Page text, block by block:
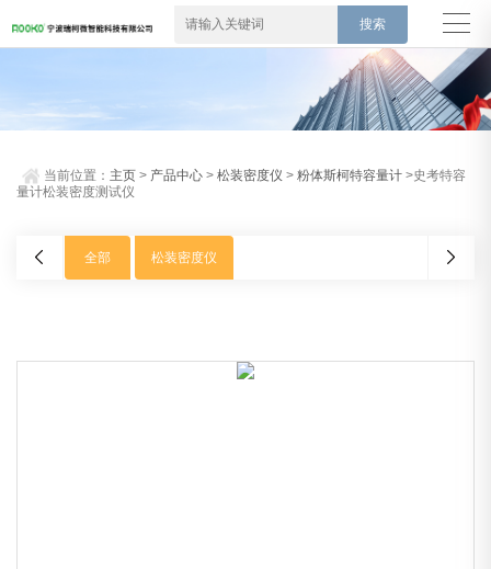
当前位置： 主页 > 产品中心 >松装密度仪 >粉体斯柯特容量计 >史考特容
量计松装密度测试仪
全部 松装密度仪